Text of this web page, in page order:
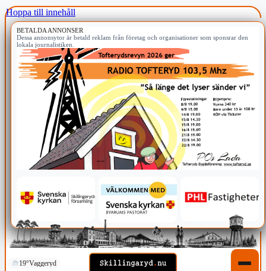
Hoppa till innehåll
BETALDA ANNONSER
Dessa annonsytor är betald reklam från företag och organisationer som sponsrar den
lokala journalistiken.
19°Vaggeryd